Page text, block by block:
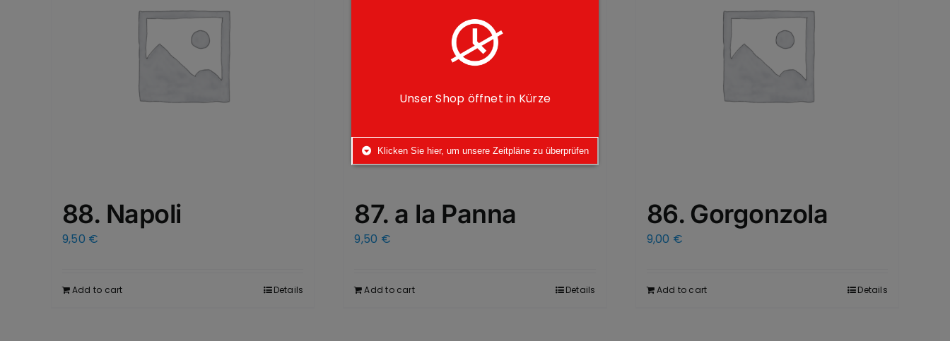
88. Napoli
9,50 €
Add to cart Details
87. a la Panna
9,50 €
Add to cart Details
86. Gorgonzola
9,00 €
Add to cart Details
Unser Shop öffnet in Kürze
Klicken Sie hier, um unsere Zeitpläne zu überprüfen